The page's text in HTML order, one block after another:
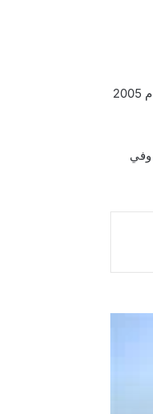
واضاف ان “العرف السياسي يؤكد ان منصب رئيس الجمهورية من نصيب المكون الكردي وتحديدا الاتحاد الوطني الكردستاني، وهذا العرف معمول به ومتفق عليه منذ عام 2005
وفي